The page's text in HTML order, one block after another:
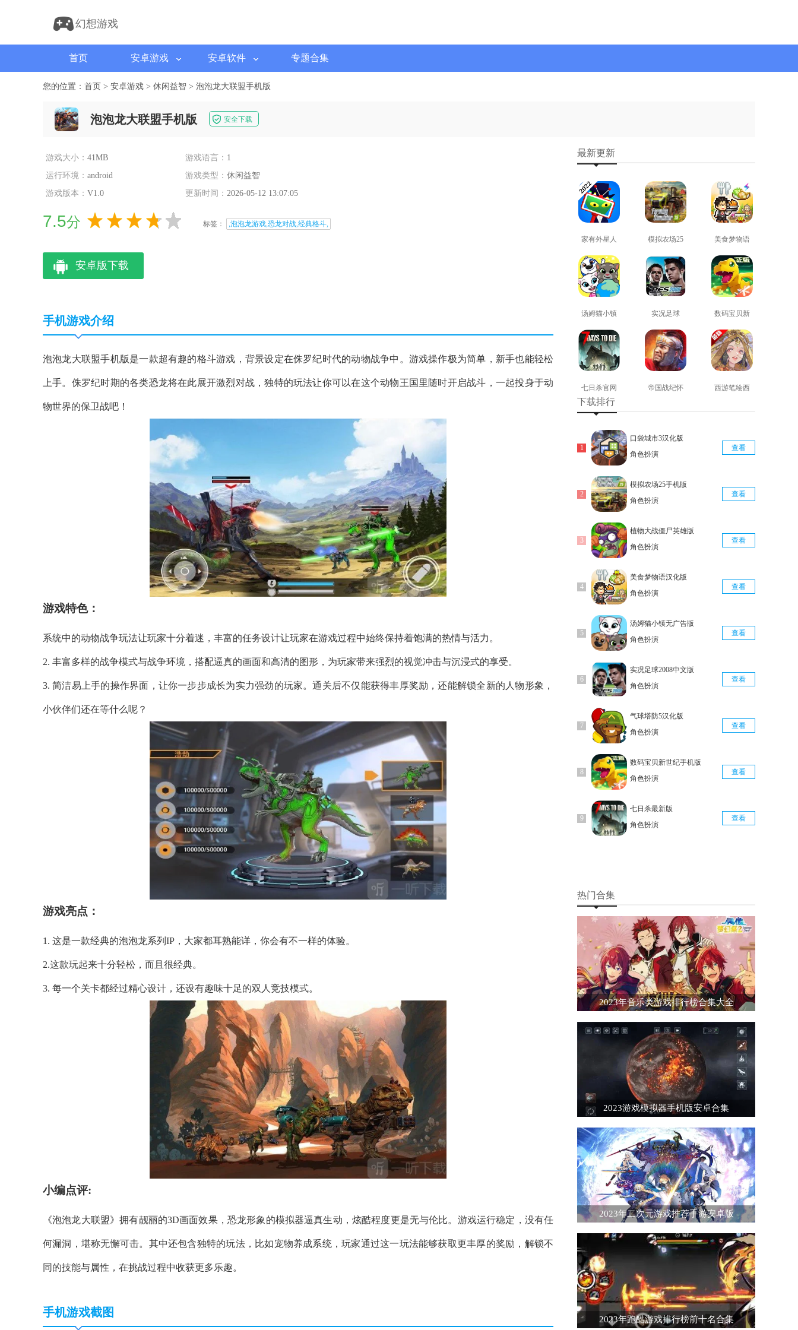
幻想游戏
首页 安卓游戏 安卓软件 专题合集
您的位置： 首页 > 安卓游戏 > 休闲益智 > 泡泡龙大联盟手机版
泡泡龙大联盟手机版 安全下载
游戏大小： 41MB 游戏语言： 1
运行环境： android 游戏类型： 休闲益智
游戏版本： V1.0 更新时间： 2026-05-12 13:07:05
7.5分 标签： ,泡泡龙游戏,恐龙对战,经典格斗,
安卓版下载
手机游戏介绍
泡泡龙大联盟手机版是一款超有趣的格斗游戏，背景设定在侏罗纪时代的动物战争中。游戏操作极为简单，新手也能轻松
上手。侏罗纪时期的各类恐龙将在此展开激烈对战，独特的玩法让你可以在这个动物王国里随时开启战斗，一起投身于动
物世界的保卫战吧！
游戏特色：
系统中的动物战争玩法让玩家十分着迷，丰富的任务设计让玩家在游戏过程中始终保持着饱满的热情与活力。
2. 丰富多样的战争模式与战争环境，搭配逼真的画面和高清的图形，为玩家带来强烈的视觉冲击与沉浸式的享受。
3. 简洁易上手的操作界面，让你一步步成长为实力强劲的玩家。通关后不仅能获得丰厚奖励，还能解锁全新的人物形象，
小伙伴们还在等什么呢？
游戏亮点：
1. 这是一款经典的泡泡龙系列IP，大家都耳熟能详，你会有不一样的体验。
2.这款玩起来十分轻松，而且很经典。
3. 每一个关卡都经过精心设计，还设有趣味十足的双人竞技模式。
小编点评:
《泡泡龙大联盟》拥有靓丽的3D画面效果，恐龙形象的模拟器逼真生动，炫酷程度更是无与伦比。游戏运行稳定，没有任
何漏洞，堪称无懈可击。其中还包含独特的玩法，比如宠物养成系统，玩家通过这一玩法能够获取更丰厚的奖励，解锁不
同的技能与属性，在挑战过程中收获更多乐趣。
手机游戏截图
最新更新
家有外星人
免费版
查看
模拟农场25
免费版
查看
美食梦物语
正版
查看
汤姆猫小镇
免费版
查看
实况足球
2008安卓版
查看
数码宝贝新
世纪免费版
查看
七日杀官网
版
查看
帝国战纪怀
西游笔绘西
下载排行
口袋城市3汉化版
角色扮演
查看
模拟农场25手机版
角色扮演
查看
植物大战僵尸英雄版
角色扮演
查看
美食梦物语汉化版
角色扮演
查看
汤姆猫小镇无广告版
角色扮演
查看
实况足球2008中文版
角色扮演
查看
气球塔防5汉化版
角色扮演
查看
数码宝贝新世纪手机版
角色扮演
查看
七日杀最新版
角色扮演
查看
热门合集
2023年音乐类游戏排行榜合集大全
2023游戏模拟器手机版安卓合集
2023年二次元游戏推荐手游安卓版
2023年跑酷游戏排行榜前十名合集